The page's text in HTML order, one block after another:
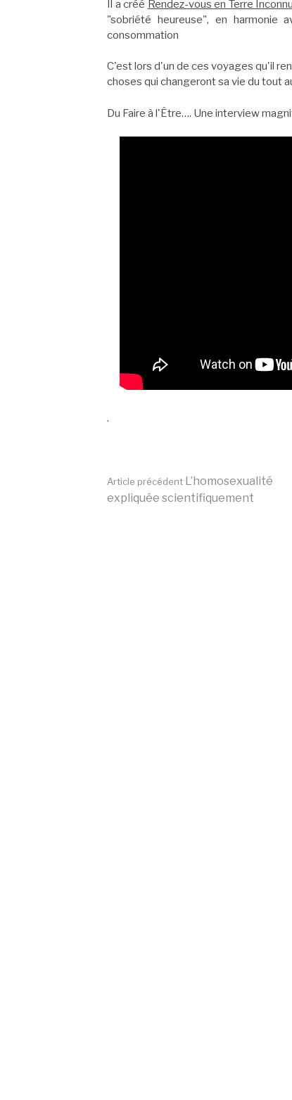
Il a créé Rendez-vous en Terre
"sobriété heureuse", en harmonie
consommation
C'est lors d'un de ces voyages qu'il
choses qui changeront sa vie du tout
Du Faire à l'Être…. Une interview
.
Lire
Article précédent L’homosexualité
expliquée scientifiquement